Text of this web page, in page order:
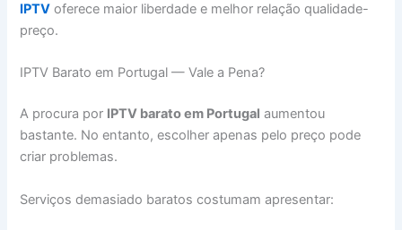
IPTV oferece maior liberdade e melhor relação qualidade-
preço.
IPTV Barato em Portugal — Vale a Pena?
A procura por IPTV barato em Portugal aumentou
bastante. No entanto, escolher apenas pelo preço pode
criar problemas.
Serviços demasiado baratos costumam apresentar: